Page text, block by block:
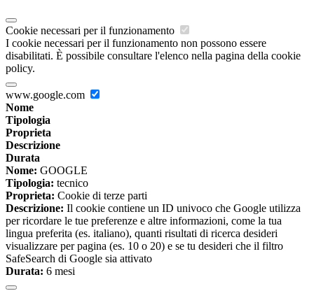
Cookie necessari per il funzionamento
I cookie necessari per il funzionamento non possono essere
disabilitati. È possibile consultare l'elenco nella pagina della cookie
policy.
www.google.com
Nome
Tipologia
Proprieta
Descrizione
Durata
Nome: GOOGLE
Tipologia: tecnico
Proprieta: Cookie di terze parti
Descrizione: Il cookie contiene un ID univoco che Google utilizza
per ricordare le tue preferenze e altre informazioni, come la tua
lingua preferita (es. italiano), quanti risultati di ricerca desideri
visualizzare per pagina (es. 10 o 20) e se tu desideri che il filtro
SafeSearch di Google sia attivato
Durata: 6 mesi